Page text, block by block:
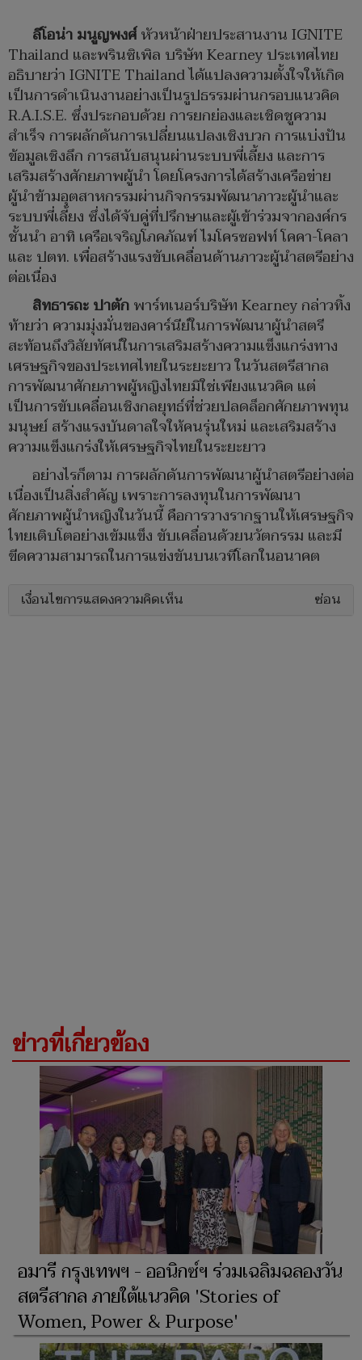
ลีโอน่า มนูญพงศ์หัวหน้าฝ่ายประสานงาน IGNITE
Thailand และพรินซิเพิล บริษัท Kearney ประเทศไทย
อธิบายว่า IGNITE Thailand ได้แปลงความตั้งใจให้เกิด
เป็นการดำเนินงานอย่างเป็นรูปธรรมผ่านกรอบแนวคิด
R.A.I.S.E. ซึ่งประกอบด้วย การยกย่องและเชิดชูความ
สำเร็จ การผลักดันการเปลี่ยนแปลงเชิงบวก การแบ่งปัน
ข้อมูลเชิงลึก การสนับสนุนผ่านระบบพี่เลี้ยง และการ
เสริมสร้างศักยภาพผู้นำ โดยโครงการได้สร้างเครือข่าย
ผู้นำข้ามอุตสาหกรรมผ่านกิจกรรมพัฒนาภาวะผู้นำและ
ระบบพี่เลี้ยง ซึ่งได้จับคู่ที่ปรึกษาและผู้เข้าร่วมจากองค์กร
ชั้นนำ อาทิ เครือเจริญโภคภัณฑ์ ไมโครซอฟท์ โคคา-โคลา
และ ปตท. เพื่อสร้างแรงขับเคลื่อนด้านภาวะผู้นำสตรีอย่าง
ต่อเนื่อง
สิทธารถะ ปาตักพาร์ทเนอร์บริษัท Kearney กล่าวทิ้ง
ท้ายว่า ความมุ่งมั่นของคาร์นีย์ในการพัฒนาผู้นำสตรี
สะท้อนถึงวิสัยทัศน์ในการเสริมสร้างความแข็งแกร่งทาง
เศรษฐกิจของประเทศไทยในระยะยาว ในวันสตรีสากล
การพัฒนาศักยภาพผู้หญิงไทยมิใช่เพียงแนวคิด แต่
เป็นการขับเคลื่อนเชิงกลยุทธ์ที่ช่วยปลดล็อกศักยภาพทุน
มนุษย์ สร้างแรงบันดาลใจให้คนรุ่นใหม่ และเสริมสร้าง
ความแข็งแกร่งให้เศรษฐกิจไทยในระยะยาว
อย่างไรก็ตาม การผลักดันการพัฒนาผู้นำสตรีอย่างต่อ
เนื่องเป็นสิ่งสำคัญ เพราะการลงทุนในการพัฒนา
ศักยภาพผู้นำหญิงในวันนี้ คือการวางรากฐานให้เศรษฐกิจ
ไทยเติบโตอย่างเข้มแข็ง ขับเคลื่อนด้วยนวัตกรรม และมี
ขีดความสามารถในการแข่งขันบนเวทีโลกในอนาคต
เงื่อนไขการแสดงความคิดเห็น ซ่อน
ข่าวที่เกี่ยวข้อง
อมารี กรุงเทพฯ - ออนิกซ์ฯ ร่วมเฉลิมฉลองวัน
สตรีสากล ภายใต้แนวคิด 'Stories of
Women, Power & Purpose'